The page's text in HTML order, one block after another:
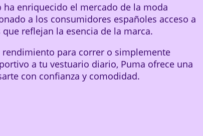
ha enriquecido el mercado de la moda
a los consumidores españoles acceso a
reflejan la esencia de la marca.
para correr o simplemente
a tu vestuario diario, Puma ofrece una
con confianza y comodidad.